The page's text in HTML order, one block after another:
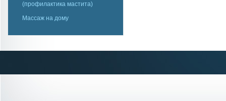
(профилактика мастита)
Массаж на дому